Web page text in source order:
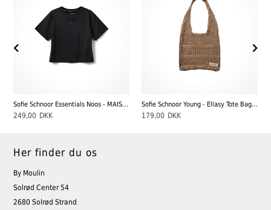
Sofie Schnoor Essentials Noos - MAISY T-SHIRT, Black
249,00 DKK
Sofie Schnoor Young - Ellasy Tote Bag, Warm Sand
179,00 DKK
Her finder du os
By Moulin
Solrød Center 54
2680 Solrød Strand